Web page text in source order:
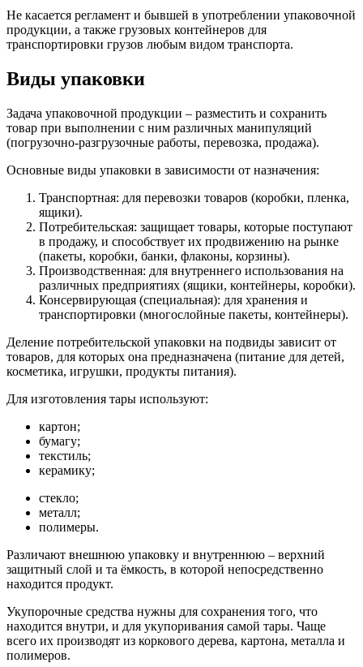
Не касается регламент и бывшей в употреблении упаковочной
продукции, а также грузовых контейнеров для
транспортировки грузов любым видом транспорта.
Виды упаковки
Задача упаковочной продукции – разместить и сохранить
товар при выполнении с ним различных манипуляций
(погрузочно-разгрузочные работы, перевозка, продажа).
Основные виды упаковки в зависимости от назначения:
Транспортная: для перевозки товаров (коробки, пленка,
ящики).
Потребительская: защищает товары, которые поступают
в продажу, и способствует их продвижению на рынке
(пакеты, коробки, банки, флаконы, корзины).
Производственная: для внутреннего использования на
различных предприятиях (ящики, контейнеры, коробки).
Консервирующая (специальная): для хранения и
транспортировки (многослойные пакеты, контейнеры).
Деление потребительской упаковки на подвиды зависит от
товаров, для которых она предназначена (питание для детей,
косметика, игрушки, продукты питания).
Для изготовления тары используют:
картон;
бумагу;
текстиль;
керамику;
стекло;
металл;
полимеры.
Различают внешнюю упаковку и внутреннюю – верхний
защитный слой и та ёмкость, в которой непосредственно
находится продукт.
Укупорочные средства нужны для сохранения того, что
находится внутри, и для укупоривания самой тары. Чаще
всего их производят из коркового дерева, картона, металла и
полимеров.